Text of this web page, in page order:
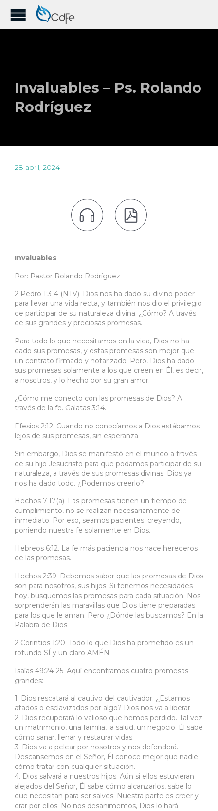
Invaluables – Ps. Rolando
Rodríguez
28 abril, 2024
 
Invaluables
Por: Pastor Rolando Rodríguez
2 Pedro 1:3-4 (NTV). Dios nos ha dado su divino poder
para llevar una vida recta, y también nos dio el privilegio
de participar de su naturaleza divina. ¿Cómo? A través
de sus grandes y preciosas promesas.
Para todo lo que necesitamos en la vida, Dios no ha
dado sus promesas, y estas promesas son mejor que
un contrato firmado y notarizado. Pero, Dios ha dado
sus promesas solamente a los que creen en Él, es decir,
a nosotros, y lo hecho por su gran amor.
¿Cómo me conecto con las promesas de Dios? A
través de la fe. Gálatas 3:14.
Efesios 2:12. Cuando no conocíamos a Dios estábamos
lejos de sus promesas, sin esperanza.
Sin embargo, Dios se manifestó en el mundo a través
de su hijo Jesucristo para que podamos participar de su
naturaleza, a través de sus promesas divinas. Dios ya
nos ha dado todo. ¿Podemos creerlo?
Hechos 7:17(a). Las promesas tienen un tiempo de
cumplimiento, no se realizan necesariamente de
inmediato. Por eso, seamos pacientes, creyendo,
poniendo nuestra fe solamente en Dios.
Hebreos 6:12. La fe más paciencia nos hace herederos
de las promesas.
Hechos 2:39. Debemos saber que las promesas de Dios
son para nosotros, sus hijos. Si tenemos necesidades
hoy, busquemos las promesas para cada situación. Nos
sorprenderán las maravillas que Dios tiene preparadas
para los que le aman. Pero ¿Dónde las buscamos? En la
Palabra de Dios.
2 Corintios 1:20. Todo lo que Dios ha prometido es un
rotundo SÍ y un claro AMÉN.
Isaías 49:24-25. Aquí encontramos cuatro promesas
grandes:
1. Dios rescatará al cautivo del cautivador. ¿Estamos
atados o esclavizados por algo? Dios nos va a liberar.
2. Dios recuperará lo valioso que hemos perdido. Tal vez
un matrimonio, una familia, la salud, un negocio. Él sabe
cómo sanar, llenar y restaurar vidas.
3. Dios va a pelear por nosotros y nos defenderá.
Descansemos en el Señor, Él conoce mejor que nadie
cómo tratar con cualquier situación.
4. Dios salvará a nuestros hijos. Aún si ellos estuvieran
alejados del Señor, Él sabe cómo alcanzarlos, sabe lo
que necesitan para ser salvos. Nuestra parte es creer y
orar por ellos. No nos desanimemos, Dios lo hará.